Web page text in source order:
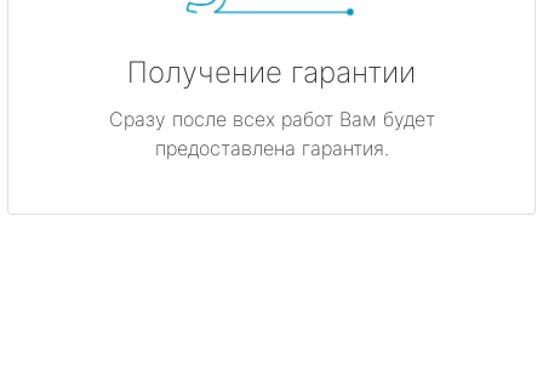
Получение гарантии
Сразу после всех работ Вам будет
предоставлена гарантия.